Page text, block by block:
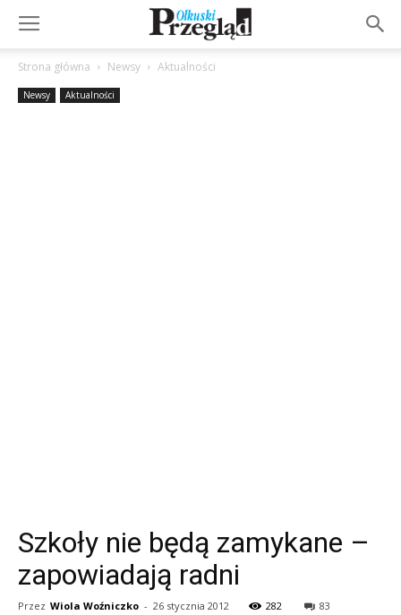
Strona główna Newsy Aktualności
Newsy Aktualności
Szkoły nie będą zamykane –
zapowiadają radni
Przez Wiola Woźniczko - 26 stycznia 2012 282 83